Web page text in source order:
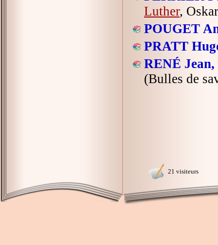
Luther,
POUGET
PRATT
RENÉ Jean,
(Bulles de
21 visiteurs